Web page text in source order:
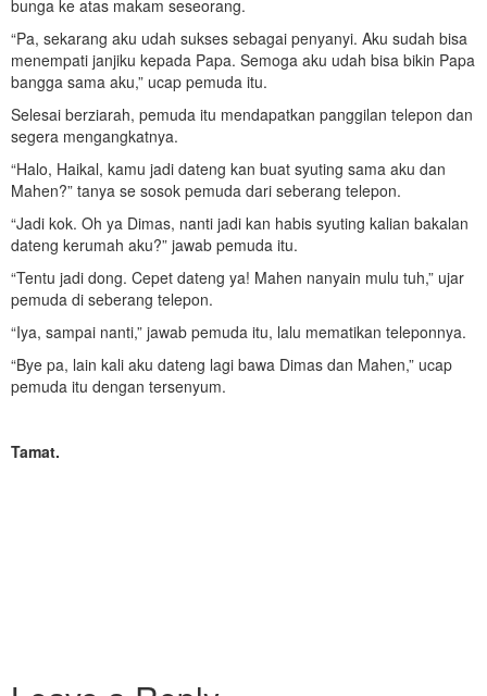
bunga ke atas makam seseorang.
“Pa, sekarang aku udah sukses sebagai penyanyi. Aku sudah bisa
menempati janjiku kepada Papa. Semoga aku udah bisa bikin Papa
bangga sama aku,” ucap pemuda itu.
Selesai berziarah, pemuda itu mendapatkan panggilan telepon dan
segera mengangkatnya.
“Halo, Haikal, kamu jadi dateng kan buat syuting sama aku dan
Mahen?” tanya se sosok pemuda dari seberang telepon.
“Jadi kok. Oh ya Dimas, nanti jadi kan habis syuting kalian bakalan
dateng kerumah aku?” jawab pemuda itu.
“Tentu jadi dong. Cepet dateng ya! Mahen nanyain mulu tuh,” ujar
pemuda di seberang telepon.
“Iya, sampai nanti,” jawab pemuda itu, lalu mematikan teleponnya.
“Bye pa, lain kali aku dateng lagi bawa Dimas dan Mahen,” ucap
pemuda itu dengan tersenyum.
Tamat.